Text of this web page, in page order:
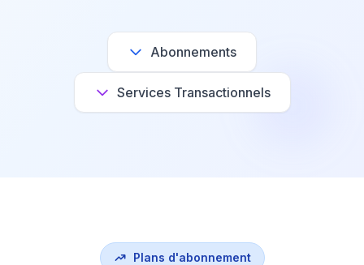
Abonnements
Services Transactionnels
Plans d'abonnement